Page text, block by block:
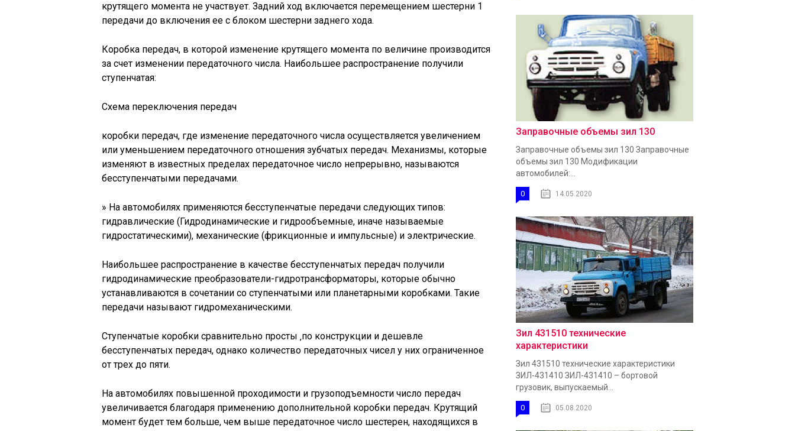
крутящего момента не участвует. Задний ход включается перемещением шестерни 1
передачи до включения ее с блоком шестерни заднего хода.
Коробка передач, в которой изменение крутящего момента по величине производится
за счет изменении передаточного числа. Наибольшее распространение получили
ступенчатая:
Схема переключения передач
коробки передач, где изменение передаточного числа осуществляется увеличением
или уменьшением передаточного отношения зубчатых передач. Механизмы, которые
изменяют в известных пределах передаточное число непрерывно, называются
бесступенчатыми передачами.
» На автомобилях применяются бесступенчатые передачи следующих типов:
гидравлические (Гидродинамические и гидрообъемные, иначе называемые
гидростатическими), механические (фрикционные и импульсные) и электрические.
Наибольшее распространение в качестве бесступенчатых передач получили
гидродинамические преобразователи-гидротрансформаторы, которые обычно
устанавливаются в сочетании со ступенчатыми или планетарными коробками. Такие
передачи называют гидромеханическими.
Ступенчатые коробки сравнительно просты ‚по конструкции и дешевле
бесступенчатых передач, однако количество передаточных чисел у них ограниченное
от трех до пяти.
На автомобилях повышенной проходимости и грузоподъемности число передач
увеличивается благодаря применению дополнительной коробки передач. Крутящий
момент будет тем больше, чем выше передаточное число шестерен, находящихся в
Заправочные объемы зил 130
Заправочные объемы зил 130 Заправочные
объемы зил 130 Модификации
автомобилей:...
0 14.05.2020
Зил 431510 технические
характеристики
Зил 431510 технические характеристики
ЗИЛ-431410 ЗИЛ-431410 – бортовой
грузовик, выпускаемый...
0 05.08.2020